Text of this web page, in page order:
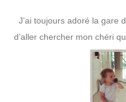
J’ai toujours adoré la gare
d’aller chercher mon chéri